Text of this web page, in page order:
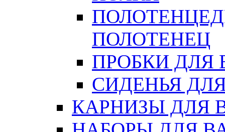
ПОЛОТЕНЕЦ
ПРОБКИ ДЛЯ
СИДЕНЬЯ
КАРНИЗЫ ДЛЯ